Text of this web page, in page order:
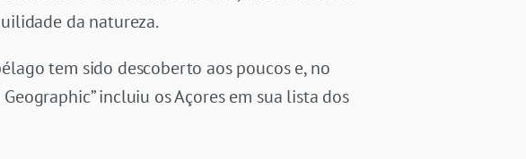
da natureza.
tem sido descoberto aos poucos e, no
incluiu os Açores em sua lista dos